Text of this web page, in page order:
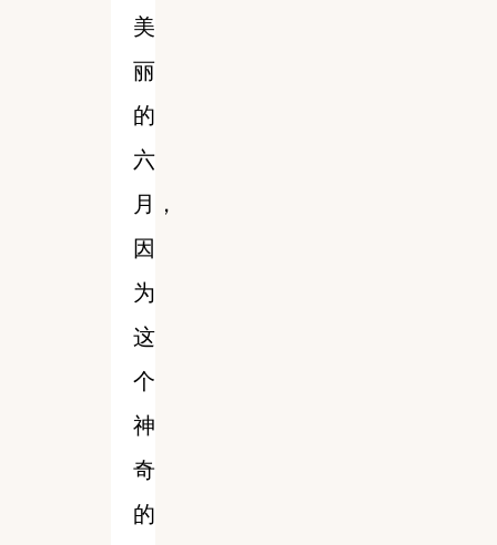
美
丽
的
六
月，
因
为
这
个
神
奇
的